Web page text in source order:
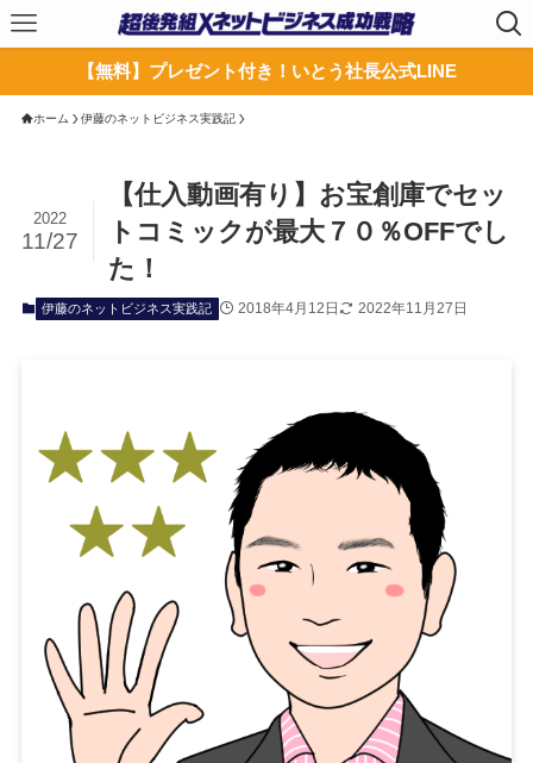
【無料】プレゼント付き！いとう社長公式LINE
ホーム 伊藤のネットビジネス実践記
【仕入動画有り】お宝創庫でセッ
トコミックが最大７０％OFFでし
た！
2022
11/27
伊藤のネットビジネス実践記 2018年4月12日 2022年11月27日